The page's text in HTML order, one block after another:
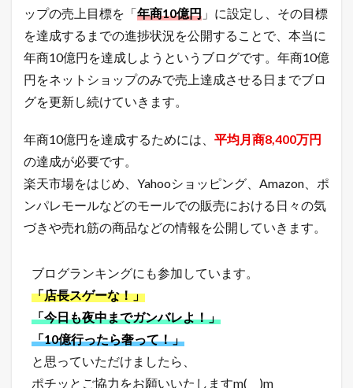
れ
筋
ラ
キ
ン
a
h
o
索
ド
ラ
ン
キ
グ
8.5
店
ップの売上目標を「年商10億円 」に設定し、その目標
を達成するまでの進捗状況を公開することで、本当に
年商10億円を達成しようというブログです。年商10億
円をネットショップのみで売上達成させる日までブロ
グを更新し続けていきます。
年商10億円を達成するためには、 平均月商8,400万円
の達成が必要です。
楽天市場をはじめ、Yahooショッピング、Amazon、ポ
ンパレモールなどのモールでの販売における日々の気
づきや売れ筋の商品などの情報を公開していきます。
ブログランキングにも参加しています。
「店長スゲーな！」
「今日も夜中までガンバレよ！」
「10億行ったら奢って！」
と思っていただけましたら、
ポチッとご協力をお願いいたしますm(_ _)m